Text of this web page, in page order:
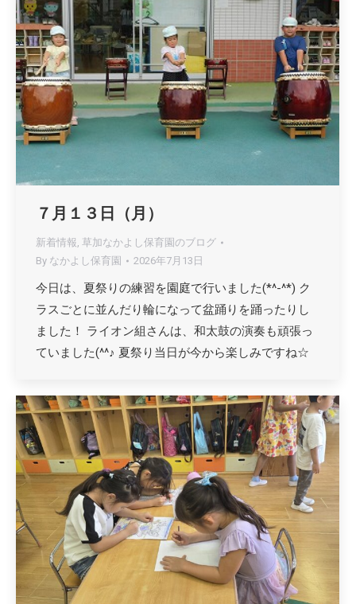
７月１３日（月）
新着情報, 草加なかよし保育園のブログ
By なかよし保育園 2026年7月13日
今日は、夏祭りの練習を園庭で行いました(*^-^*) ク
ラスごとに並んだり輪になって盆踊りを踊ったりし
ました！ ライオン組さんは、和太鼓の演奏も頑張っ
ていました(^^♪ 夏祭り当日が今から楽しみですね☆